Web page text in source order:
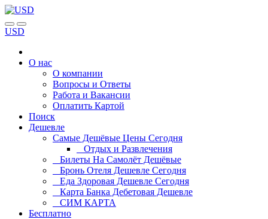
USD
О нас
О компании
Вопросы и Ответы
Работа и Вакансии
Оплатить Картой
Поиск
Дешевле
Самые Дешёвые Цены Сегодня
Отдых и Развлечения
Билеты На Самолёт Дешёвые
Бронь Отеля Дешевле Сегодня
Еда Здоровая Дешевле Сегодня
Карта Банка Дебетовая Дешевле
СИМ КАРТА
Бесплатно